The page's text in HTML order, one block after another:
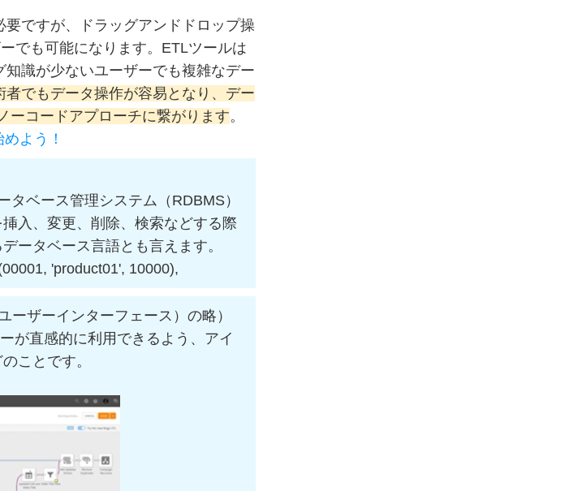
ですが、
ドラッグアンドドロップ操
でも可能になります。ETLツールは
識が少ないユーザーでも複雑なデー
でもデータ操作が容易となり、デー
ーコードアプローチに繋がります。
よう！
ベース管理システム（RDBMS）
入、変更、削除、検索などする際
ータベース言語とも言えます。
'product01', 10000),
ザーインターフェース）の略）
が直感的に利用できるよう、アイ
ことです。